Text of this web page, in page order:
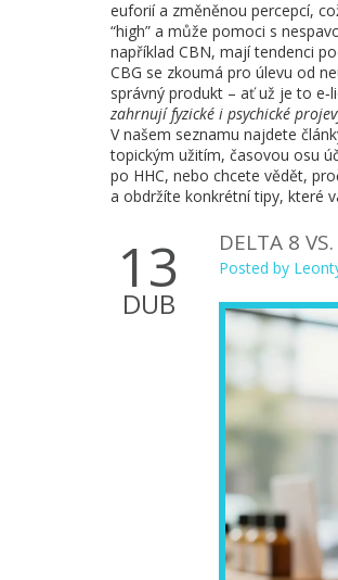
euforií a změněnou percepcí,
“high” a může pomoci s
například CBN, mají tendenci
CBG se zkoumá pro úlevu od
správný produkt – ať už je to
zahrnují fyzické i psychické
V našem seznamu najdete
topickým užitím, časovou osu
po HHC, nebo chcete vědět,
a obdržíte konkrétní tipy, které
13
DUB
DELTA 8
Posted by